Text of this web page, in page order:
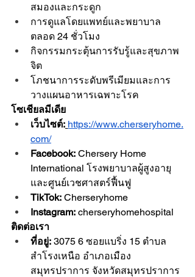
สมองและกระดูก
การดูแลโดยแพทย์และพยาบาล
ตลอด 24 ชั่วโมง
กิจกรรมกระตุ้นการรับรู้และสุขภาพ
จิต
โภชนาการระดับพรีเมียมและการ
วางแผนอาหารเฉพาะโรค
โซเชียลมีเดีย
เว็บไซต์: https://www.cherseryhome.
com/
Facebook: Chersery Home
International โรงพยาบาลผู้สูงอายุ
และศูนย์เวชศาสตร์ฟื้นฟู
TikTok: Cherseryhome
Instagram: cherseryhomehospital
ติดต่อเรา
ที่อยู่: 3075 6 ซอยแบริ่ง 15 ตำบล
สำโรงเหนือ อำเภอเมือง
สมุทรปราการ จังหวัดสมุทรปราการ